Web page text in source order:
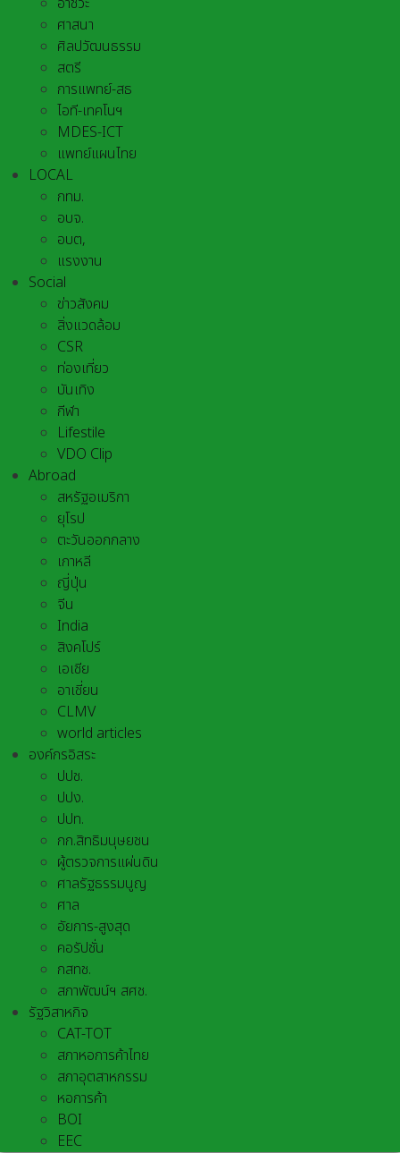
ศาสนา
ศิลปวัฒนธรรม
สตรี
การแพทย์-สธ
ไอที-เทคโนฯ
MDES-ICT
แพทย์แผนไทย
LOCAL
กทม.
อบจ.
อบต,
แรงงาน
Social
ข่าวสังคม
สิ่งแวดล้อม
CSR
ท่องเที่ยว
บันเทิง
กีฬา
Lifestile
VDO Clip
Abroad
สหรัฐอเมริกา
ยุโรป
ตะวันออกกลาง
เกาหลี
ญี่ปุ่น
จีน
India
สิงคโปร์
เอเชีย
อาเชี่ยน
CLMV
world articles
องค์กรอิสระ
ปปช.
ปปง.
ปปท.
กก.สิทธิมนุษยชน
ผู้ตรวจการแผ่นดิน
ศาลรัฐธรรมนูญ
ศาล
อัยการ-สูงสุด
คอรัปชั่น
กสทช.
สภาพัฒน์ฯ สศช.
รัฐวิสาหกิจ
CAT-TOT
สภาหอการค้าไทย
สภาอุตสาหกรรม
หอการค้า
BOI
EEC